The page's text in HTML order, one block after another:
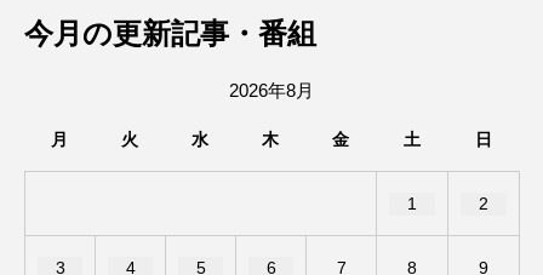
ホーリー・カウ ポッドキャスト
ポール・メスカル
マイク・フラナガン マイケル・キートン
マルティネス マレフィセント マレーシア
今月の更新記事・番組
2026年8月
月 火 水 木 金 土 日
1 2
3 4 5 6 7 8 9